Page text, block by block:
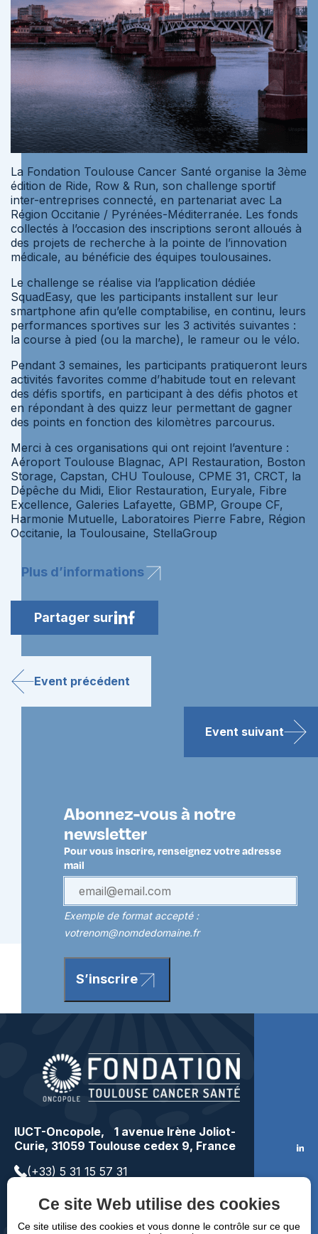
La Fondation Toulouse Cancer Santé organise la 3ème
édition de Ride, Row & Run, son challenge sportif
inter-entreprises connecté, en partenariat avec La
Région Occitanie / Pyrénées-Méditerranée. Les fonds
collectés à l’occasion des inscriptions seront alloués à
des projets de recherche à la pointe de l’innovation
médicale, au bénéficie des équipes toulousaines.
Le challenge se réalise via l’application dédiée
SquadEasy, que les participants installent sur leur
smartphone afin qu’elle comptabilise, en continu, leurs
performances sportives sur les 3 activités suivantes :
la course à pied (ou la marche), le rameur ou le vélo.
Pendant 3 semaines, les participants pratiqueront leurs
activités favorites comme d’habitude tout en relevant
des défis sportifs, en participant à des défis photos et
en répondant à des quizz leur permettant de gagner
des points en fonction des kilomètres parcourus.
Merci à ces organisations qui ont rejoint l’aventure :
Aéroport Toulouse Blagnac, API Restauration, Boston
Storage, Capstan, CHU Toulouse, CPME 31, CRCT, la
Dépêche du Midi, Elior Restauration, Euryale, Fibre
Excellence, Galeries Lafayette, GBMP, Groupe CF,
Harmonie Mutuelle, Laboratoires Pierre Fabre, Région
Occitanie, la Toulousaine, StellaGroup
Plus d’informations
Partager sur
Event précédent
Event suivant
Abonnez-vous à notre
newsletter
Pour vous inscrire, renseignez votre adresse
mail
Exemple de format accepté :
votrenom@nomdedomaine.fr
S’inscrire
IUCT-Oncopole, 1 avenue Irène Joliot-
Curie, 31059 Toulouse cedex 9, France
(+33) 5 31 15 57 31
Faire un don
Ce site Web utilise des cookies
Ce site utilise des cookies et vous donne le contrôle sur ce que